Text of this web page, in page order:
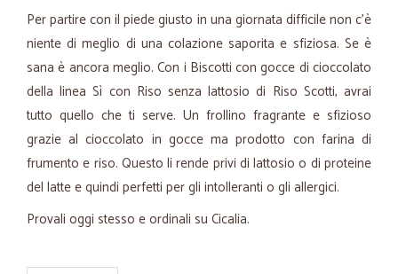
Per partire con il piede giusto in una giornata difficile non c’è
niente di meglio di una colazione saporita e sfiziosa. Se è
sana è ancora meglio. Con i Biscotti con gocce di cioccolato
della linea Sì con Riso senza lattosio di Riso Scotti, avrai
tutto quello che ti serve. Un frollino fragrante e sfizioso
grazie al cioccolato in gocce ma prodotto con farina di
frumento e riso. Questo li rende privi di lattosio o di proteine
del latte e quindi perfetti per gli intolleranti o gli allergici.
Provali oggi stesso e ordinali su Cicalia.